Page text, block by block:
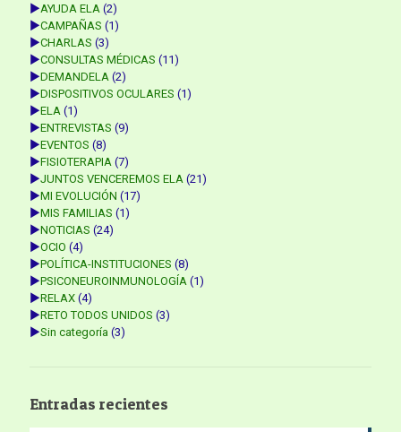
►AYUDA ELA (2)
►CAMPAÑAS (1)
►CHARLAS (3)
►CONSULTAS MÉDICAS (11)
►DEMANDELA (2)
►DISPOSITIVOS OCULARES (1)
►ELA (1)
►ENTREVISTAS (9)
►EVENTOS (8)
►FISIOTERAPIA (7)
►JUNTOS VENCEREMOS ELA (21)
►MI EVOLUCIÓN (17)
►MIS FAMILIAS (1)
►NOTICIAS (24)
►OCIO (4)
►POLÍTICA-INSTITUCIONES (8)
►PSICONEUROINMUNOLOGÍA (1)
►RELAX (4)
►RETO TODOS UNIDOS (3)
►Sin categoría (3)
Entradas recientes